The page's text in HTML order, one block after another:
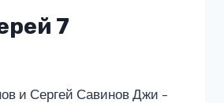
7
и Сергей Савинов Джи –